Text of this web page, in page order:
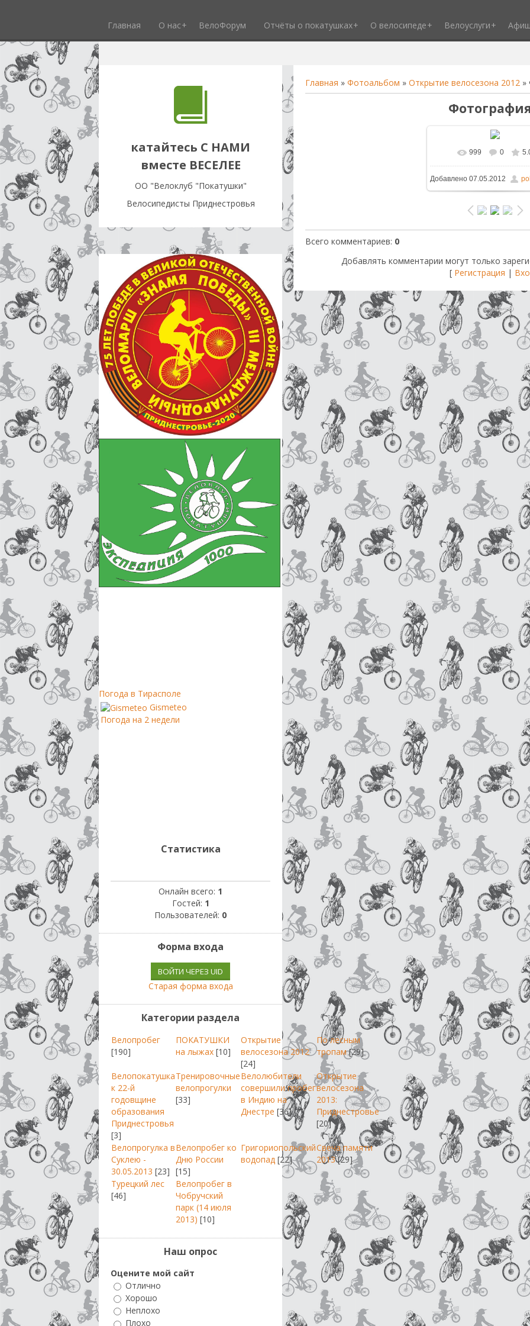
Главная О нас ВелоФорум Отчёты о покатушках О велосипеде Велоуслуги
катайтесь С НАМИ
вместе ВЕСЕЛЕЕ
OO "Велоклуб "Покатушки"
Велосипедисты Приднестровья
Главная » Фотоальбом » Открытие велосезона 2012 »
В реальном размере
/ 156.9Kb
999 0
Добавлено07.05.2012
Всего комментариев: 0
Добавлять комментарии могут только
[ Регистрация |
Погода в Тирасполе
Gismeteo
Погода на 2 недели
Статистика
Онлайн всего: 1
Гостей: 1
Пользователей: 0
Форма входа
ВОЙТИ ЧЕРЕЗ UID
Старая форма входа
Категории раздела
Велопробег
[190]
ПОКАТУШКИ
на лыжах [10]
Открытие
велосезона 2012
[24]
По лесным
тропам [29]
Велопокатушка
к 22-й
годовщине
образования
Приднестровья
[3]
Тренировочные
велопрогулки
[33]
Велолюбители
совершили пробег
в Индию на
Днестре [36]
Открытие
велосезона
2013:
Приднестровье
[20]
Велопрогулка в
Суклею -
30.05.2013 [23]
Велопробег ко
Дню России
[15]
Григориопольский
водопад [22]
Свеча памяти
2013 [29]
Турецкий лес
[46]
Велопробег в
Чобручский
парк (14 июля
2013) [10]
Наш опрос
Оцените мой сайт
Отлично
Хорошо
Неплохо
Плохо